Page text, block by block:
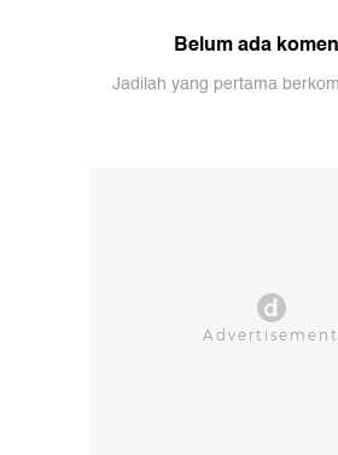
Belum ada
Jadilah yang pertama